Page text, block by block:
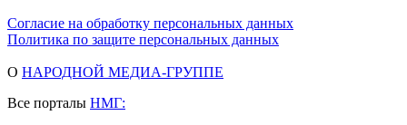
Согласие на обработку персональных данных
Политика по защите персональных данных
О НАРОДНОЙ МЕДИА-ГРУППЕ
Все порталы НМГ: